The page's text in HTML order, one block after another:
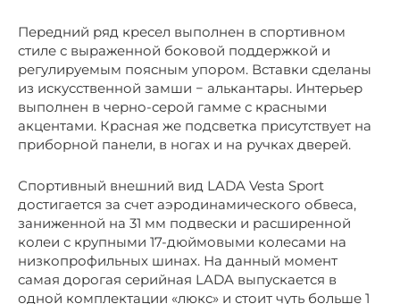
Передний ряд кресел выполнен в спортивном
стиле с выраженной боковой поддержкой и
регулируемым поясным упором. Вставки сделаны
из искусственной замши − алькантары. Интерьер
выполнен в черно-серой гамме с красными
акцентами. Красная же подсветка присутствует на
приборной панели, в ногах и на ручках дверей.
Спортивный внешний вид LADA Vesta Sport
достигается за счет аэродинамического обвеса,
заниженной на 31 мм подвески и расширенной
колеи с крупными 17-дюймовыми колесами на
низкопрофильных шинах. На данный момент
самая дорогая серийная LADA выпускается в
одной комплектации «люкс» и стоит чуть больше 1